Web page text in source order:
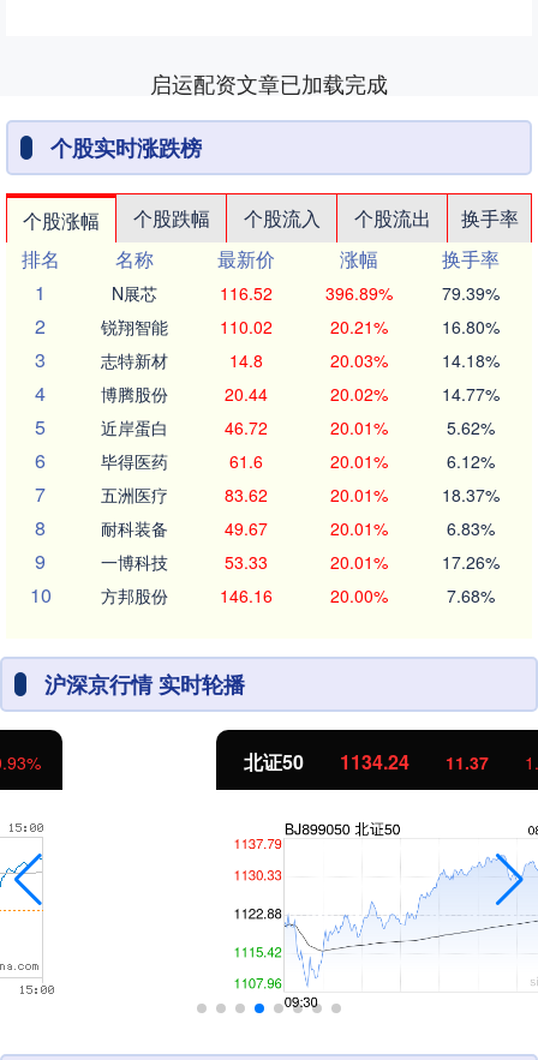
启运配资文章已加载完成
个股实时涨跌榜
个股涨幅 个股跌幅 个股流入 个股流出
换手率
排名
名称 最新价 涨幅
换手率
1
N展芯 116.52 396.89% 79.39%
2 锐翔智能 110.02 20.21% 16.80%
3 志特新材 14.8 20.03% 14.18%
4 博腾股份 20.44 20.02% 14.77%
5 近岸蛋白 46.72 20.01% 5.62%
6 毕得医药 61.6 20.01% 6.12%
7 五洲医疗 83.62 20.01% 18.37%
8 耐科装备 49.67 20.01% 6.83%
9 一博科技 53.33 20.01% 17.26%
10 方邦股份 146.16 20.00% 7.68%
沪深京行情 实时轮播
1134.24 11.37 1.01%